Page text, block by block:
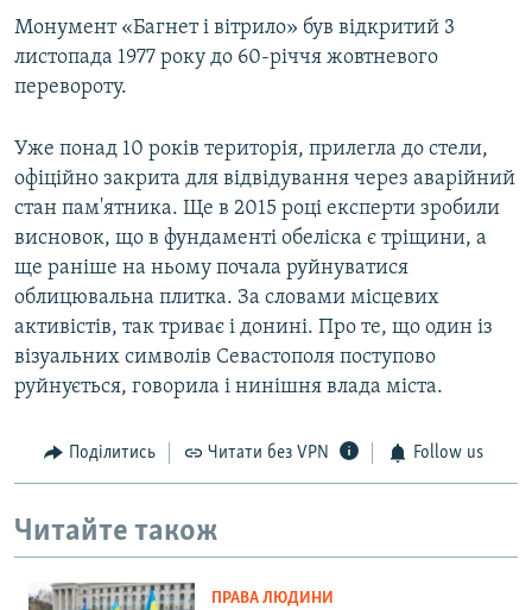
Монумент «Багнет і вітрило» був відкритий 3
листопада 1977 року до 60-річчя жовтневого
перевороту.
Уже понад 10 років територія, прилегла до стели,
офіційно закрита для відвідування через аварійний
стан пам'ятника. Ще в 2015 році експерти зробили
висновок, що в фундаменті обеліска є тріщини, а
ще раніше на ньому почала руйнуватися
облицювальна плитка. За словами місцевих
активістів, так триває і донині. Про те, що один із
візуальних символів Севастополя поступово
руйнується, говорила і нинішня влада міста.
Поділитись Читати без VPN Follow us
Читайте також
ПРАВА ЛЮДИНИ